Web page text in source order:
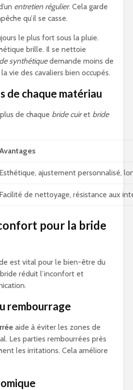
entretien régulier. Cela garde
qu’il se casse.
le plus fort sous la pluie.
brille. Il se nettoie
synthétiquedemande moins de
vie des cavaliers bien occupés.
de chaque matériau
de chaque bride cuiret bride
Esthétique, ajustement personnalisé,
Facilité de nettoyage, résistance aux
pour la bride
est vital pour le bien-être du
réduit l’inconfort et
rembourrage
aide à éviter les zones de
Les parties rembourrées près
les irritations. Cela améliore